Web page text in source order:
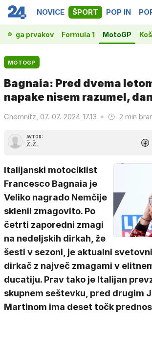
NOVICE ŠPORT POP IN
Liga prvakov Formula 1 MotoGP
MOTOGP
Bagnaia: Pred dvema
napake nisem razumel,
Chemnitz, 07. 07. 2024 17.13 2 min
AVTOR:
Ž.Ž.
Italijanski motociklist
Francesco Bagnaia je
Veliko nagrado Nemčije
sklenil zmagovito. Po
četrti zaporedni zmagi
na nedeljskih dirkah, že
šesti v sezoni, je aktualni
dirkač z največ zmagami v
ducatiju. Prav tako je Italijan
skupnem seštevku, pred drugim
Martinom ima deset točk